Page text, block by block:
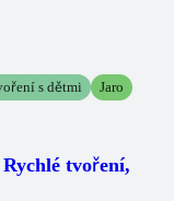
s dětmi
Jaro
tvoření,